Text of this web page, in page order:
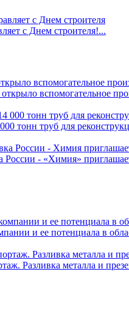
с Днем строителя!...
вспомогательное
тонн труб для
- «Химия»
и ее потенциала в
Разливка металла и